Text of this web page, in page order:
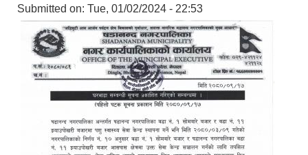
Submitted on: Tue, 01/02/2024 - 22:53